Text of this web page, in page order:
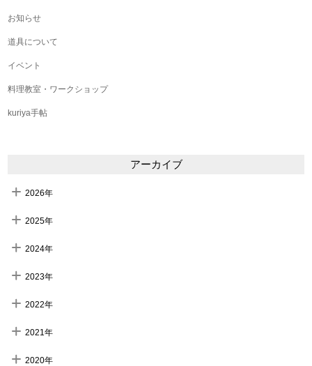
お知らせ
道具について
イベント
料理教室・ワークショップ
kuriya手帖
アーカイブ
2026年
2025年
2024年
2023年
2022年
2021年
2020年